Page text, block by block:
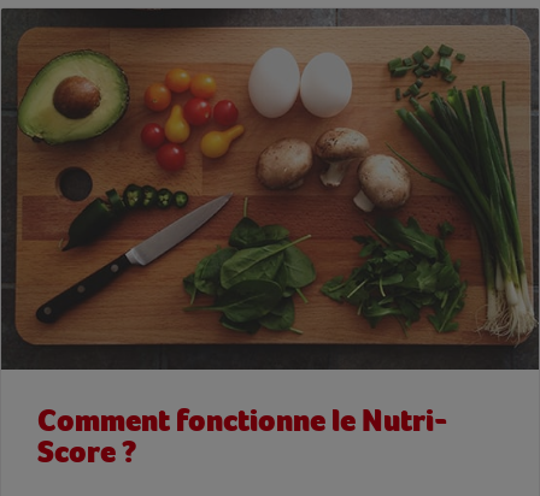
Comment fonctionne le Nutri-
Score ?